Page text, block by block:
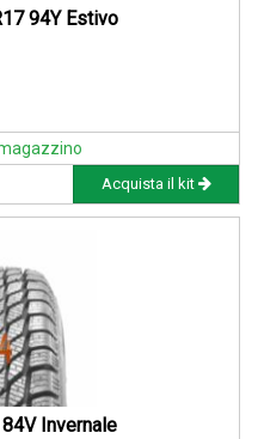
94Y Estivo
Acquista il kit
Invernale